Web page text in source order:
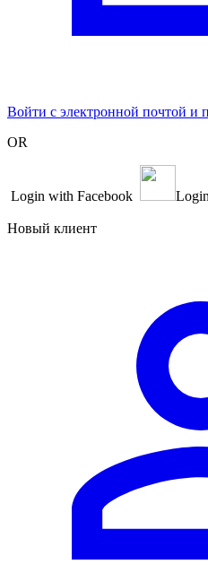
Войти с электронной почтой и
OR
Login with Facebook
Новый клиент